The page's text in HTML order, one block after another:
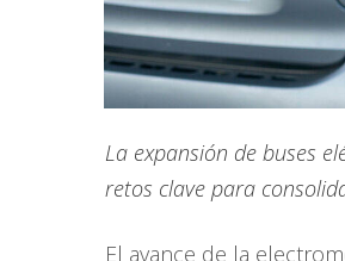
La expansión de buses
retos clave para
El avance de la